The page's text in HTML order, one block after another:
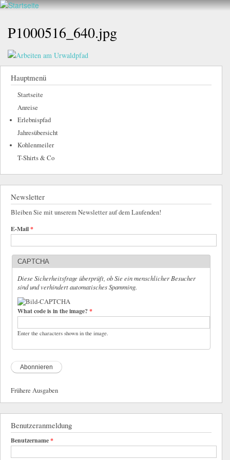
Direkt
Inhalt
Walderlebnis
e.V.
hier
P1000516_640.jpg
Hauptmenü
Startseite
Anreise
Erlebnispfad
Jahresübersicht
Kohlenmeiler
T-Shirts & Co
Newsletter
Bleiben Sie mit unserem Newsletter auf dem Laufenden!
E-Mail*
CAPTCHA
Diese Sicherheitsfrage überprüft, ob Sie ein menschlicher Besucher
sind und verhindert automatisches Spamming.
What code is in the image?*
Enter the characters shown in the image.
Frühere Ausgaben
Benutzeranmeldung
Benutzername*